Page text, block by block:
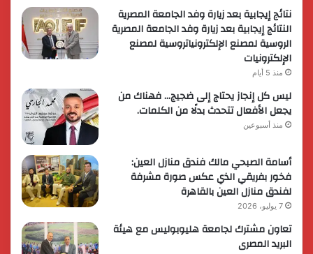
نتائج إيجابية بعد زيارة وفد الجامعة المصرية
النتائج إيجابية بعد زيارة وفد الجامعة المصرية
الروسية لمصنع الإلكترونياتروسية لمصنع
الإلكترونيات
منذ 5 أيام
ليس كل إنجاز يحتاج إلى ضجيج… فهناك من
يجعل الأفعال تتحدث بدلًا من الكلمات.
منذ أسبوعين
أسامة الصبحي مالك فندق منازل العين:
فخور بفريقي الذي عكس صورة مشرفة
لفندق منازل العين بالقاهرة
7 يوليو، 2026
تعاون مشترك لجامعة هليوبوليس مع هيئة
البريد المصرى